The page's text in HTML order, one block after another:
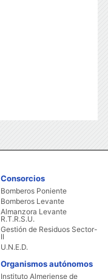
Consorcios
Bomberos Poniente
Bomberos Levante
Almanzora Levante
R.T.R.S.U.
Gestión de Residuos Sector-
II
U.N.E.D.
Organismos autónomos
Instituto Almeriense de